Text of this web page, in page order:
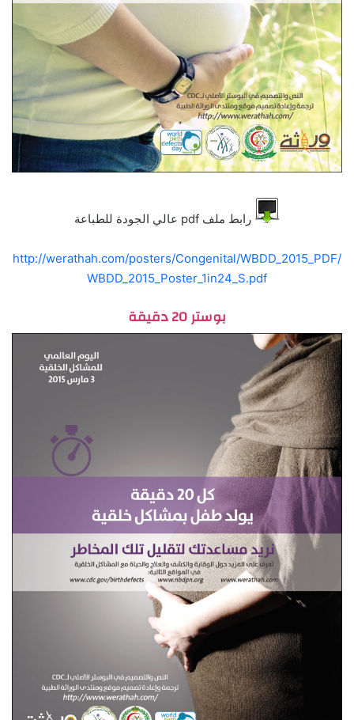
رابط ملف pdf عالي الجودة للطباعة
http://werathah.com/posters/Congenital/WBDD_2015_PDF/
WBDD_2015_Poster_1in24_S.pdf
بوستر 20 دقيقة